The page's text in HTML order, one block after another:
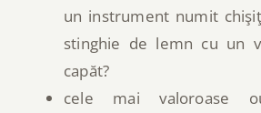
un instrument numit
stinghie de lemn cu un
capăt?
cele mai valoroase